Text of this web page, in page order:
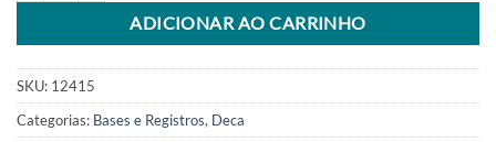
ADICIONAR AO CARRINHO
SKU: 12415
Categorias: Bases e Registros, Deca